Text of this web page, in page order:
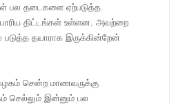
பல தடைகளை ஏற்படுத்த
பாரிய திட்டங்கள் உள்ளன. அவற்றை
தயாராக இருக்கின்றேன்
சென்ற மாணவருக்கு
செல்லும் இன்னும் பல